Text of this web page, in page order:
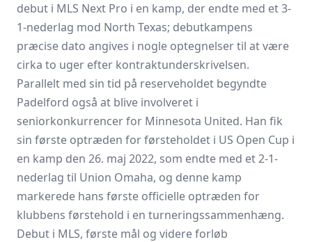
debut i MLS Next Pro i en kamp, der endte med et 3-
1-nederlag mod North Texas; debutkampens
præcise dato angives i nogle optegnelser til at være
cirka to uger efter kontraktunderskrivelsen.
Parallelt med sin tid på reserveholdet begyndte
Padelford også at blive involveret i
seniorkonkurrencer for Minnesota United. Han fik
sin første optræden for førsteholdet i US Open Cup i
en kamp den 26. maj 2022, som endte med et 2-1-
nederlag til Union Omaha, og denne kamp
markerede hans første officielle optræden for
klubbens førstehold i en turneringssammenhæng.
Debut i MLS, første mål og videre forløb